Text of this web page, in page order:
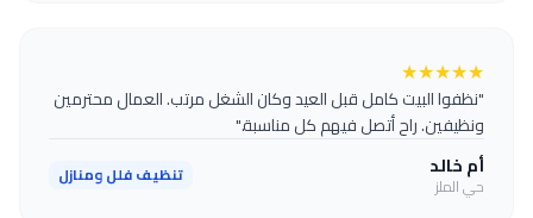
★
★
★
★
★
"نظفوا البيت كامل قبل العيد وكان الشغل مرتب. العمال محترمين
ونظيفين. راح أتصل فيهم كل مناسبة."
أم خالد
حي الملز تنظيف فلل ومنازل